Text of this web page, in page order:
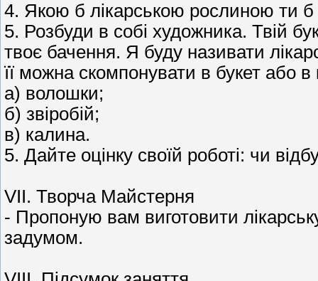
4. Якою б лікарською рослиною ти б
5. Розбуди в собі художника. Твій
твоє бачення. Я буду називати
її можна скомпонувати в букет або
а) волошки;
б) звіробій;
в) калина.
5. Дайте оцінку своїй роботі: чи
VII. Творча Майстерня
- Пропоную вам виготовити
задумом.